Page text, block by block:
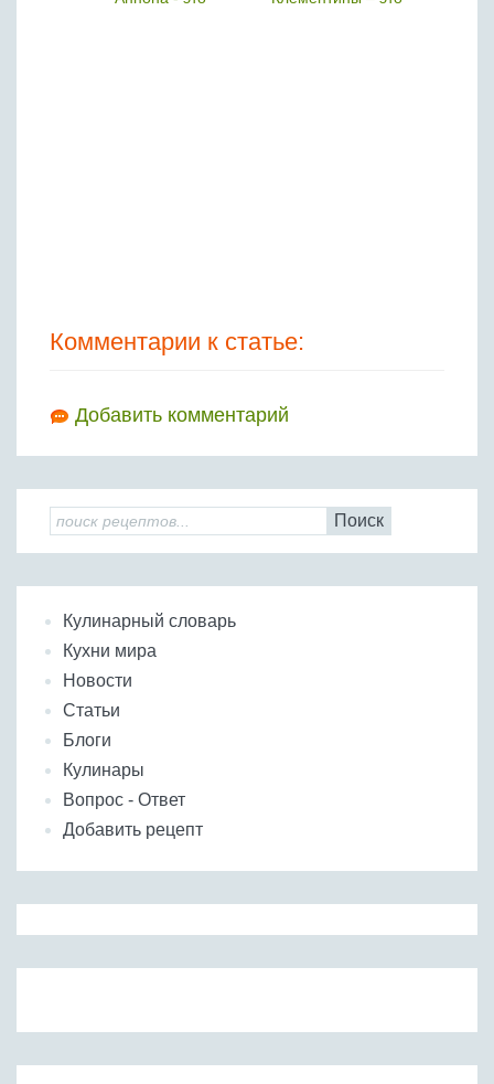
Комментарии к статье:
Добавить комментарий
Поиск
Кулинарный словарь
Кухни мира
Новости
Статьи
Блоги
Кулинары
Вопрос - Ответ
Добавить рецепт